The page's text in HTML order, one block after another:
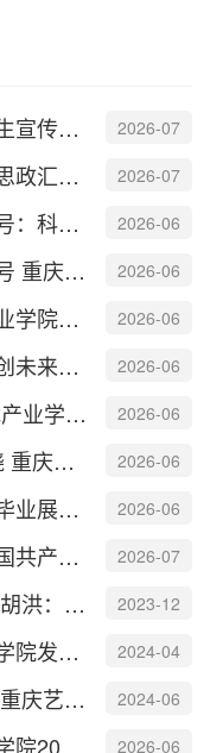
重庆市职业教育学会：【招生宣传季】重庆艺术工程职业学院 2026-07
央广网：重庆艺工职院少云思政汇演“声”入人心 2026-07
华为中国政企业务微信公众号：科创赋能 产教协同 | 重庆艺术工程职业学院携手华为... 2026-06
重庆职业教育学会微信公众号 重庆艺术工程职业学院“三把钥匙”开启艺术类职教产教融... 2026-06
今日头条：重庆艺术工程职业学院启动2026年产教融合活动月 2026-06
今日头条视频：产教共生智创未来——重庆艺术工程职业学院2026年产教融合活动月 2026-06
央广网：华为-艺工现代智能产业学院赋能数字人才培养 2026-06
华龙网:2026法国设计奖揭晓 重庆建筑设计摘得一金一银 2026-06
重庆铜梁万达广场：【高校毕业展】以“境生万象”之名，见证青年设计力量的时代答卷 2026-06
铜梁区融媒体中心：庆祝中国共产党成立105周年｜重庆艺术工程职业学院举行“少云思政... 2026-07
重庆日报客户端：铜梁人才|胡洪：用巧手裁剪时尚把热爱变成事业 2023-12
光明网：重庆艺术工程职业学院发布《邱少云交响组曲》 2024-04
华龙网：一技在手一生无忧 重庆艺术工程职业学院艺术教育学院职业教育活动月落幕 2024-06
2026-06